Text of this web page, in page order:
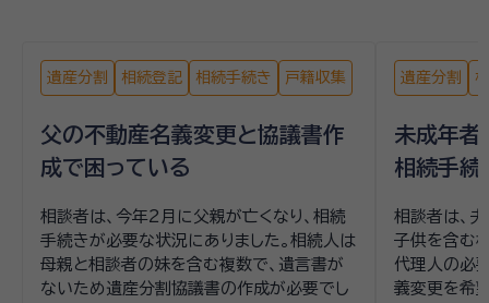
遺産分割 相続登記 相続手続き 戸籍収集
父の不動産名義変更と協議書作
成で困っている
相談者は、今年2月に父親が亡くなり、相続
手続きが必要な状況にありました。相続人は
母親と相談者の妹を含む複数で、遺言書が
ないため遺産分割協議書の作成が必要でし
遺産分割
未成年者
相続手続
相談者は、
子供を含む
代理人の必
義変更を希